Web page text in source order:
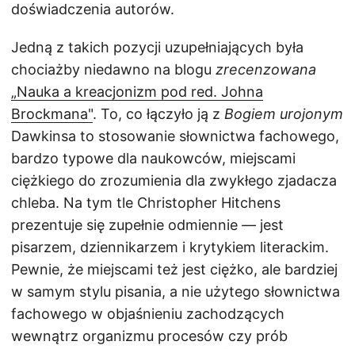
doświadczenia autorów.
Jedną z takich pozycji uzupełniających była
chociażby niedawno na blogu zrecenzowana
„Nauka a kreacjonizm pod red. Johna
Brockmana". To, co łączyło ją z Bogiem urojonym
Dawkinsa to stosowanie słownictwa fachowego,
bardzo typowe dla naukowców, miejscami
ciężkiego do zrozumienia dla zwykłego zjadacza
chleba. Na tym tle Christopher Hitchens
prezentuje się zupełnie odmiennie — jest
pisarzem, dziennikarzem i krytykiem literackim.
Pewnie, że miejscami też jest ciężko, ale bardziej
w samym stylu pisania, a nie użytego słownictwa
fachowego w objaśnieniu zachodzących
wewnątrz organizmu procesów czy prób